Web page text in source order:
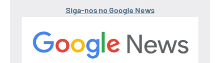
Siga-nos no Google News